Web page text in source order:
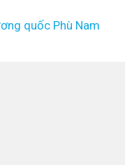
quốc Phù Nam